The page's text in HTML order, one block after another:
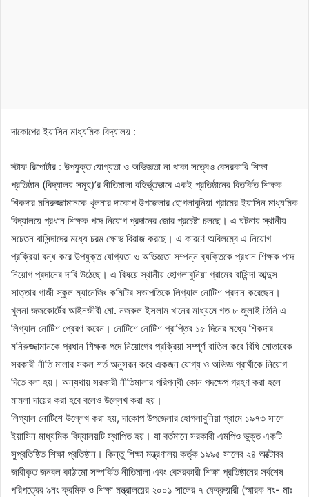
দাকোপের ইয়াসিন মাধ্যমিক বিদ্যালয় :
স্টাফ রিপোর্টার : উপযুক্ত যোগ্যতা ও অভিজ্ঞতা না থাকা সত্বেও বেসরকারি শিক্ষা
প্রতিষ্ঠান (বিদ্যালয় সমূহ)’র নীতিমালা বহির্ভূতভাবে একই প্রতিষ্ঠানের বিতর্কিত শিক্ষক
শিকদার মনিরুজ্জামানকে খুলনার দাকোপ উপজেলার হোগলাবুনিয়া গ্রামের ইয়াসিন মাধ্যমিক
বিদ্যালয়ে প্রধান শিক্ষক পদে নিয়োগ প্রদানের জোর প্রচেষ্টা চলছে। এ ঘটনায় স্থানীয়
সচেতন বাসিন্দাদের মধ্যে চরম ক্ষোভ বিরাজ করছে। এ কারণে অবিলম্বে এ নিয়োগ
প্রক্রিয়া বন্ধ করে উপযুক্ত যোগ্যতা ও অভিজ্ঞতা সম্পন্ন ব্যক্তিকে প্রধান শিক্ষক পদে
নিয়োগ প্রদানের দাবি উঠেছে। এ বিষয়ে স্থানীয় হোগলাবুনিয়া গ্রামের বাসিন্দা আব্দুস
সাত্তার গাজী স্কুল ম্যানেজিং কমিটির সভাপতিকে লিগ্যাল নোটিশ প্রদান করেছেন।
খুলনা জজকোর্টের আইনজীবী মো. নজরুল ইসলাম খানের মাধ্যমে গত ৮ জুলাই তিনি এ
লিগ্যাল নোটিশ প্রেরণ করেন। নোটিশে নোটিশ প্রাপ্তির ১৫ দিনের মধ্যে শিকদার
মনিরুজ্জামানকে প্রধান শিক্ষক পদে নিয়োগের প্রক্রিয়া সম্পূর্ণ বাতিল করে বিধি মোতাবেক
সরকারী নীতি মালার সকল শর্ত অনুসরন করে একজন যোগ্য ও অভিজ্ঞ প্রার্থীকে নিয়োগ
দিতে বলা হয়। অন্যথায় সরকারী নীতিমালার পরিপন্থী কোন পদক্ষেপ গ্রহণ করা হলে
মামলা দায়ের করা হবে বলেও উল্লেখ করা হয়।
লিগ্যাল নোটিশে উল্লেখ করা হয়, দাকোপ উপজেলার হোগলাবুনিয়া গ্রামে ১৯৭৩ সালে
ইয়াসিন মাধ্যমিক বিদ্যালয়টি স্থাপিত হয়। যা বর্তমানে সরকারী এমপিও ভুক্ত একটি
সুপ্রতিষ্ঠিত শিক্ষা প্রতিষ্ঠান। কিন্তু শিক্ষা মন্ত্রণালয় কর্তৃক ১৯৯৫ সালের ২৪ অক্টোবর
জারীকৃত জনবল কাঠামো সম্পর্কিত নীতিমালা এবং বেসরকারী শিক্ষা প্রতিষ্ঠানের সর্বশেষ
পরিপত্রের ৯নং ক্রমিক ও শিক্ষা মন্ত্রালয়ের ২০০১ সালের ৭ ফেব্রুয়ারী (স্মারক নং- মাঃ